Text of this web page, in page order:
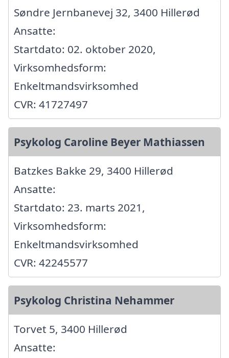
Søndre Jernbanevej 32, 3400 Hillerød
Ansatte:
Startdato: 02. oktober 2020,
Virksomhedsform:
Enkeltmandsvirksomhed
CVR: 41727497
Psykolog Caroline Beyer Mathiassen
Batzkes Bakke 29, 3400 Hillerød
Ansatte:
Startdato: 23. marts 2021,
Virksomhedsform:
Enkeltmandsvirksomhed
CVR: 42245577
Psykolog Christina Nehammer
Torvet 5, 3400 Hillerød
Ansatte: